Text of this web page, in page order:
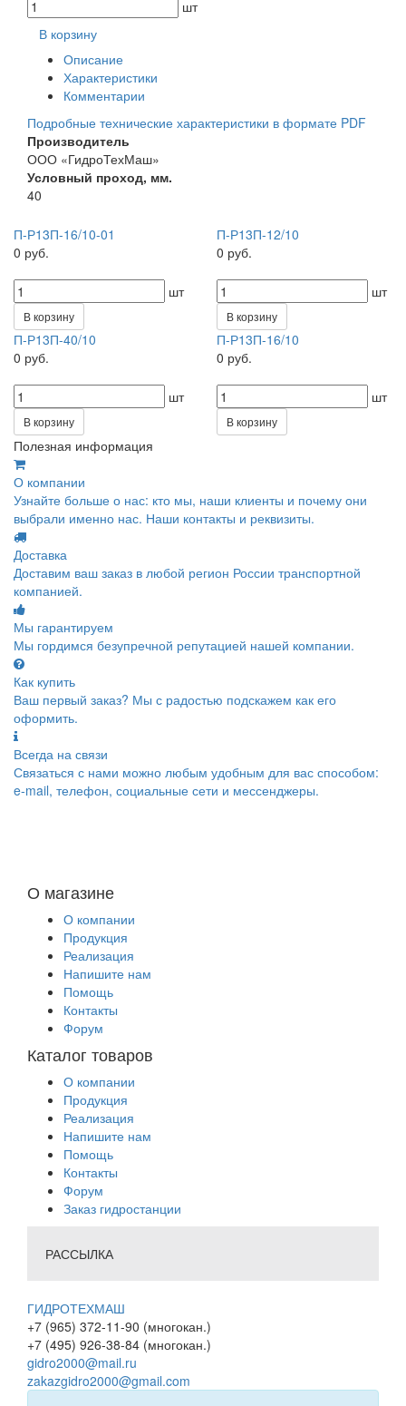
шт
В корзину
Описание
Характеристики
Комментарии
Подробные технические характеристики в формате PDF
Производитель
ООО «ГидроТехМаш»
Условный проход, мм.
40
П-Р13П-16/10-01
0 руб.
шт
В корзину
П-Р13П-12/10
0 руб.
шт
В корзину
П-Р13П-40/10
0 руб.
шт
В корзину
П-Р13П-16/10
0 руб.
шт
В корзину
Полезная информация
О компании
Узнайте больше о нас: кто мы, наши клиенты и почему они
выбрали именно нас. Наши контакты и реквизиты.
Доставка
Доставим ваш заказ в любой регион России транспортной
компанией.
Мы гарантируем
Мы гордимся безупречной репутацией нашей компании.
Как купить
Ваш первый заказ? Мы с радостью подскажем как его
оформить.
Всегда на связи
Связаться с нами можно любым удобным для вас способом:
e-mail, телефон, социальные сети и мессенджеры.
О магазине
О компании
Продукция
Реализация
Напишите нам
Помощь
Контакты
Форум
Каталог товаров
О компании
Продукция
Реализация
Напишите нам
Помощь
Контакты
Форум
Заказ гидростанции
РАССЫЛКА
ГИДРОТЕХМАШ
+7 (965) 372-11-90 (многокан.)
+7 (495) 926-38-84 (многокан.)
gidro2000@mail.ru
zakazgidro2000@gmail.com